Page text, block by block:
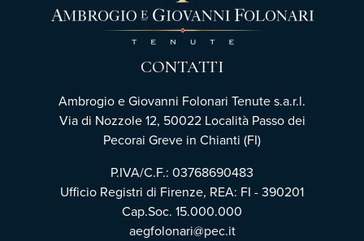
CONTATTI
Ambrogio e Giovanni Folonari Tenute s.a.r.l.
Via di Nozzole 12, 50022 Località Passo dei
Pecorai Greve in Chianti (FI)
P.IVA/C.F.: 03768690483
Ufficio Registri di Firenze, REA: FI - 390201
Cap.Soc. 15.000.000
aegfolonari@pec.it